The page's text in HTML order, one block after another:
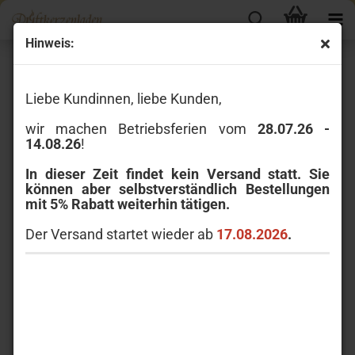
Hinweis:
Liebe Kundinnen, liebe Kunden,
wir machen Betriebsferien vom 28.07.26 -
14.08.26!
In dieser Zeit findet kein Versand statt. Sie
können aber selbstverständlich Bestellungen
mit 5% Rabatt weiterhin tätigen.
Der Versand startet wieder ab 17.08.2026.
Wechseln Sie den Duft in Sekunden